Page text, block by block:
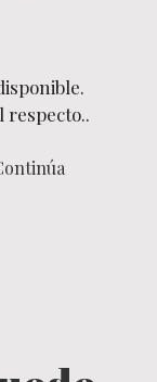
respecto..